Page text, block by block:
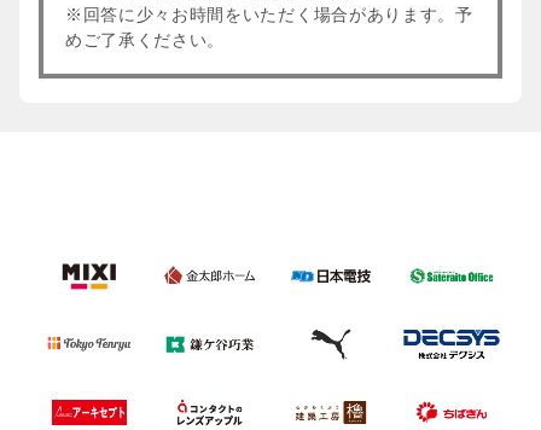
お部屋のみなさまで楽しめるアラカルト料理を
専用入口
2FのCLUB SUITE/CLUB LOUNGE受付にてリストバ
お席へのお持ち込みが難しい大きなお手荷物は、こ
ちらの受付にてお預かりが可能です。
レストルーム
プレミアムシートのチケットにはアルコールを含む
フリードリンクが含まれております。
酎、梅酒、レモンサワー、ウーロンハイ、ソフトド
常時20種以上のブッフェを3FのJAPAN AIRLINES
ブッフェの他にも、お寿司のライブキッチンやワイ
※回答に少々お時間をいただく場合があります。予
めご了承ください。